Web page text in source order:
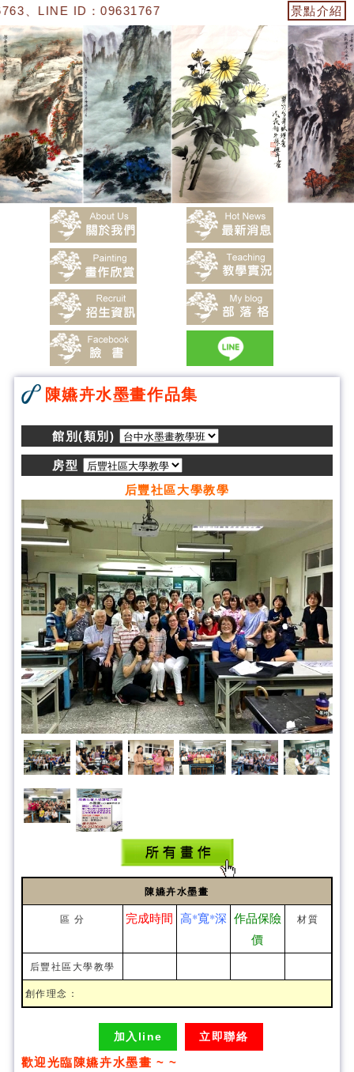
、LINE ID：0963176763】「陳嬿卉水墨畫」 景點介紹
陳嬿卉水墨畫作品集
館別(類別)
房型
后豐社區大學教學
陳嬿卉水墨畫
區 分 完成時間 高*寬*深 作品保險
價
材質
后豐社區大學教學
創作理念：
加入line 立即聯絡
歡迎光臨陳嬿卉水墨畫 ~ ~